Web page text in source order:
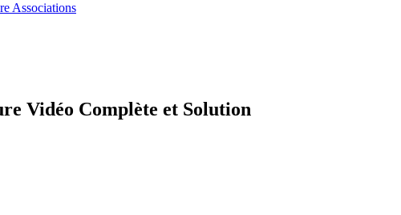
Associations
Vidéo Complète et Solution